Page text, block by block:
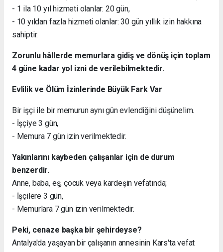
- 1 ila 10 yıl hizmeti olanlar: 20 gün,
- 10 yıldan fazla hizmeti olanlar: 30 gün yıllık izin hakkına
sahiptir.
Zorunlu hâllerde memurlara gidiş ve dönüş için toplam
4 güne kadar yol izni de verilebilmektedir.
Evlilik ve Ölüm İzinlerinde Büyük Fark Var
Bir işçi ile bir memurun aynı gün evlendiğini düşünelim.
- İşçiye 3 gün,
- Memura 7 gün izin verilmektedir.
Yakınlarını kaybeden çalışanlar için de durum
benzerdir.
Anne, baba, eş, çocuk veya kardeşin vefatında;
- İşçilere 3 gün,
- Memurlara 7 gün izin verilmektedir.
Peki, cenaze başka bir şehirdeyse?
Antalya'da yaşayan bir çalışanın annesinin Kars'ta vefat